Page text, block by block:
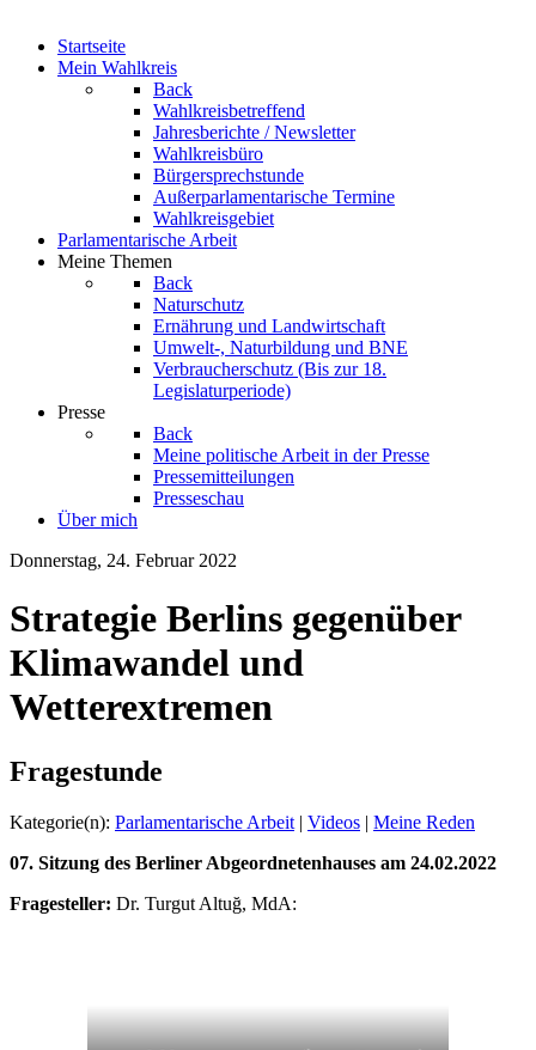
Startseite
Mein Wahlkreis
Back
Wahlkreisbetreffend
Jahresberichte / Newsletter
Wahlkreisbüro
Bürgersprechstunde
Außerparlamentarische Termine
Wahlkreisgebiet
Parlamentarische Arbeit
Meine Themen
Back
Naturschutz
Ernährung und Landwirtschaft
Umwelt-, Naturbildung und BNE
Verbraucherschutz (Bis zur 18.
Legislaturperiode)
Presse
Back
Meine politische Arbeit in der Presse
Pressemitteilungen
Presseschau
Über mich
Donnerstag, 24. Februar 2022
Strategie Berlins gegenüber
Klimawandel und
Wetterextremen
Fragestunde
Kategorie(n): Parlamentarische Arbeit | Videos | Meine Reden
07. Sitzung des Berliner Abgeordnetenhauses am 24.02.2022
Fragesteller: Dr. Turgut Altuğ, MdA: